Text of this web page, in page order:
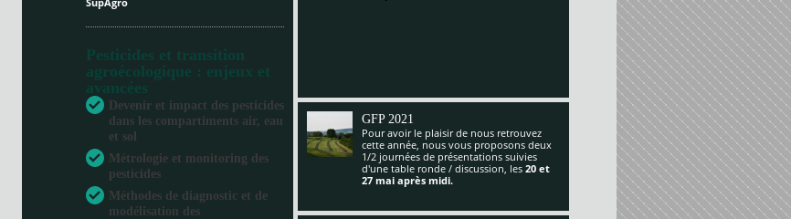
Pesticides et transition
agroécologique : enjeux et
avancées
Devenir et impact des pesticides
dans les compartiments air, eau
et sol
Métrologie et monitoring des
pesticides
Méthodes de diagnostic et de
modélisation des
GFP 2021
Pour avoir le plaisir de nous retrouvez
cette année, nous vous proposons deux
1/2 journées de présentations suivies
d'une table ronde / discussion, les 20 et
27 mai après midi.